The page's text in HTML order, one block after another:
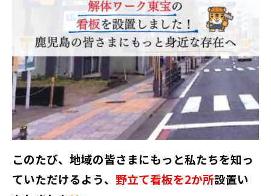
このたび、地域の皆さまにもっと私たちを知っ
ていただけるよう、 野立て看板を2か所設置い